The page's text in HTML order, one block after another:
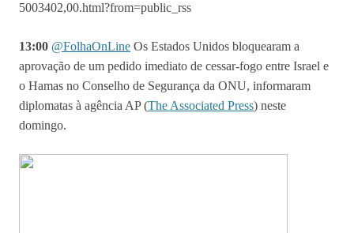
5003402,00.html?from=public_rss
13:00 @FolhaOnLine Os Estados Unidos bloquearam a
aprovação de um pedido imediato de cessar-fogo entre Israel e
o Hamas no Conselho de Segurança da ONU, informaram
diplomatas à agência AP (The Associated Press) neste
domingo.